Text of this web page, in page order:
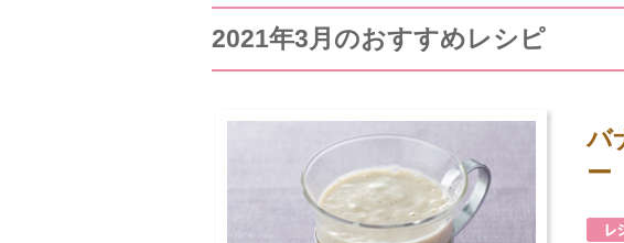
2021年3月のおすすめレシピ
バ
ー